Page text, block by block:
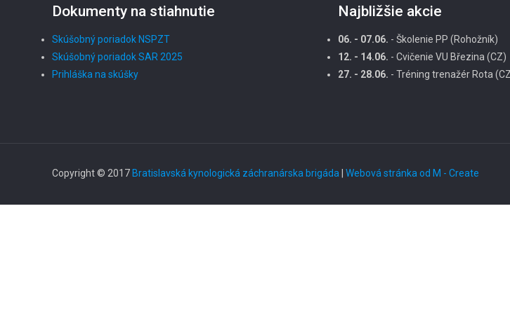
Dokumenty na stiahnutie
Skúšobný poriadok NSPZT
Skúšobný poriadok SAR 2025
Prihláška na skúšky
Najbližšie akcie
06. - 07.06. - Školenie PP (Rohožník)
12. - 14.06. - Cvičenie VU Březina (CZ)
27. - 28.06. - Tréning trenažér Rota
Copyright © 2017 Bratislavská kynologická záchranárska brigáda |Webová stránka od M - Create